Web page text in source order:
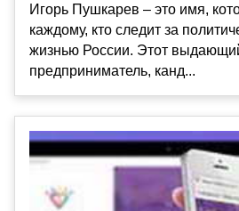
Игорь Пушкарев – это имя,
каждому, кто следит за
жизнью России. Этот
предприниматель, канд...